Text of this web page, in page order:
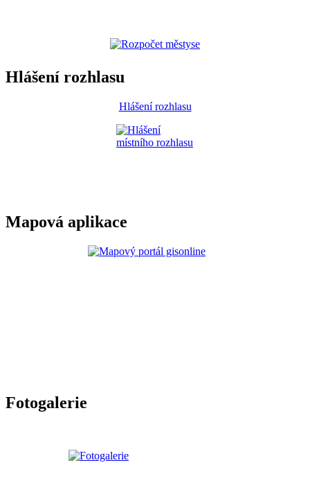
Hlášení rozhlasu
Hlášení rozhlasu
Mapová aplikace
Fotogalerie